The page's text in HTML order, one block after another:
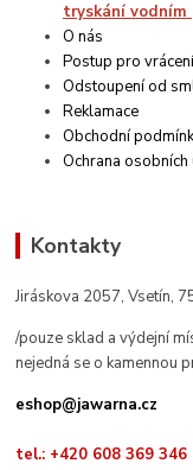
tryskání vodním
O nás
Postup pro
Odstoupení od
Reklamace
Obchodní
Ochrana osobních
Kontakty
Jiráskova 2057, Vsetín,
/pouze sklad a výdejní
nejedná se o kamennou
eshop@jawarna.cz
tel.: +420 608 369 346